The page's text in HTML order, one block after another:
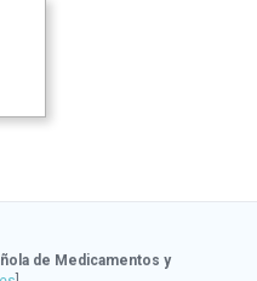
de Medicamentos y